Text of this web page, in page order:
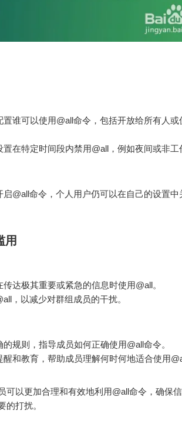
置谁可以使用@all命令，包括开放给所有人
置在特定时间段内禁用@all，例如夜间或非工
启@all命令，个人用户仍可以在自己的设置
用
传达极其重要或紧急的信息时使用@all。
，以减少对群组成员的干扰。
的规则，指导成员如何正确使用@all命令。
醒和教育，帮助成员理解何时何地适合使用
可以更加合理和有效地利用@all命令，确保
的打扰。